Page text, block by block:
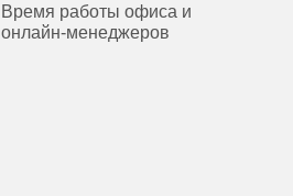
Время работы офиса и
онлайн-менеджеров